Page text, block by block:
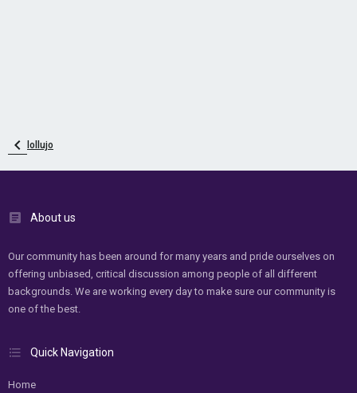
lollujo
About us
Our community has been around for many years and pride ourselves on
offering unbiased, critical discussion among people of all different
backgrounds. We are working every day to make sure our community is
one of the best.
Quick Navigation
Home